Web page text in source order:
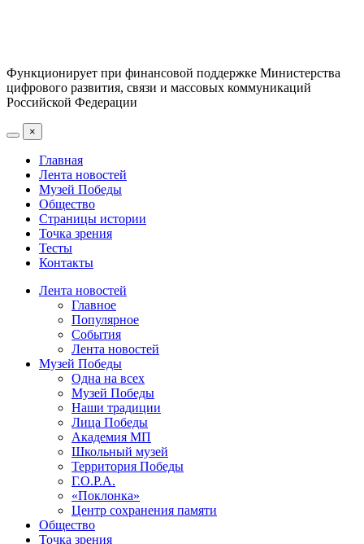
Функционирует при финансовой поддержке Министерства
цифрового развития, связи и массовых коммуникаций
Российской Федерации
×
Главная
Лента новостей
Музей Победы
Общество
Страницы истории
Точка зрения
Тесты
Контакты
Лента новостей
Главное
Популярное
События
Лента новостей
Музей Победы
Одна на всех
Музей Победы
Наши традиции
Лица Победы
Академия МП
Школьный музей
Территория Победы
Г.О.Р.А.
«Поклонка»
Центр сохранения памяти
Общество
Точка зрения